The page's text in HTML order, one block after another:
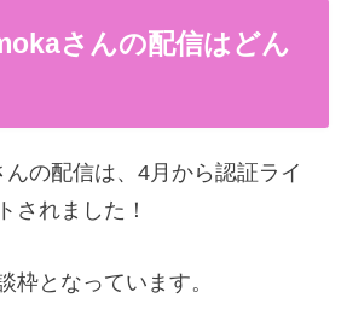
さんの配信はどん
んの配信は、 4月から認証ライ
されました！
枠となっています。